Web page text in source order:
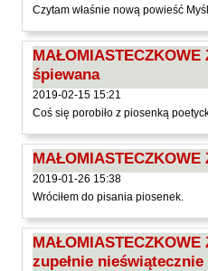
Jentys-Borelowska Maria
Jocher Waldemar
Jonaszko Jolanta
Juzyszyn Wojciech
Kain Dawid
Kalenin Magdalena
Kamiński Gabriel Leonard
Kaniecka-Mazurek Anna
Kántor Péter
Keineg Paol
Czytam właśnie nową powieść
MAŁOMIASTECZKOWE
śpiewana
2019-02-15 15:21
Coś się porobiło z piosenką
MAŁOMIASTECZKOWE
2019-01-26 15:38
Wróciłem do pisania piosenek.
zupełnie nieświątecznie